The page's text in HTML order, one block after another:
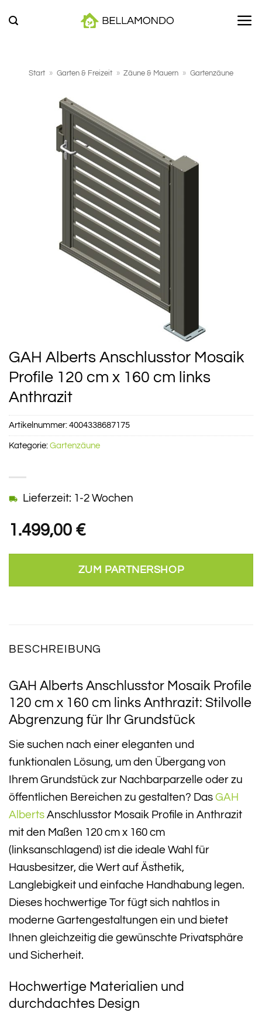
Inhalt
Start » Garten & Freizeit » Zäune & Mauern » Gartenzäune
GAH Alberts Anschlusstor Mosaik
Profile 120 cm x 160 cm links
Anthrazit
1.499,00 €
Lieferzeit: 1-2 Wochen
ZUM PARTNERSHOP
Artikelnummer: 4004338687175
Kategorie: Gartenzäune
BESCHREIBUNG
GAH Alberts Anschlusstor Mosaik Profile
120 cm x 160 cm links Anthrazit: Stilvolle
Abgrenzung für Ihr Grundstück
Sie suchen nach einer eleganten und
funktionalen Lösung, um den Übergang von
Ihrem Grundstück zur Nachbarparzelle oder zu
öffentlichen Bereichen zu gestalten? Das GAH
Alberts Anschlusstor Mosaik Profile in Anthrazit
mit den Maßen 120 cm x 160 cm
(linksanschlagend) ist die ideale Wahl für
Hausbesitzer, die Wert auf Ästhetik,
Langlebigkeit und einfache Handhabung legen.
Dieses hochwertige Tor fügt sich nahtlos in
moderne Gartengestaltungen ein und bietet
Ihnen gleichzeitig die gewünschte Privatsphäre
und Sicherheit.
Hochwertige Materialien und
durchdachtes Design